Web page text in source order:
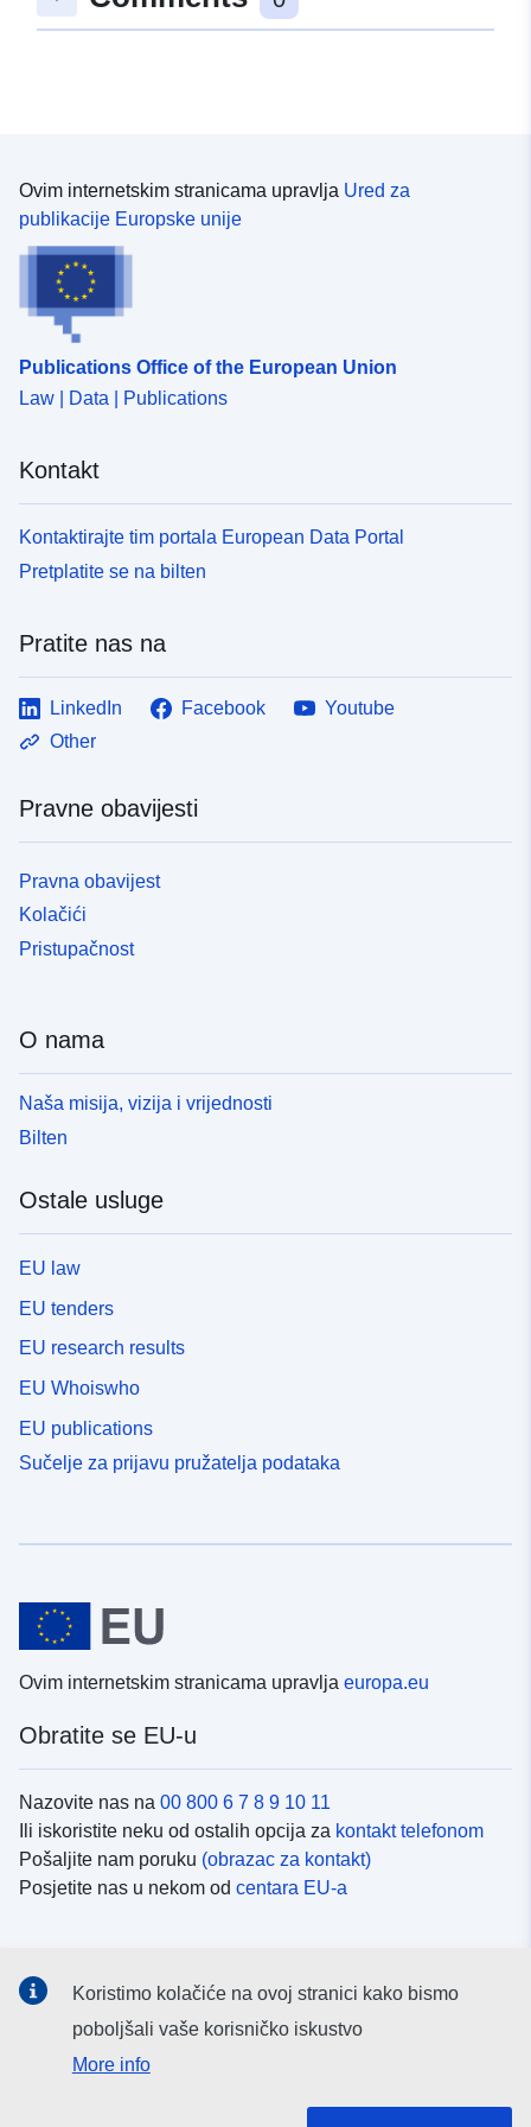
49.2131728 ], [ 9.4738208,
Prostorni resurs:
U skladu s:
uriRef:
a90a-434b-8921-85ea80c2f010
Ovim internetskim stranicama upravlja Ured za
publikacije Europske unije
Publications Office of the European Union
Law | Data | Publications
Kontakt
Kontaktirajte tim portala European Data Portal
Pretplatite se na bilten
Pratite nas na
LinkedIn Facebook
Youtube
Other
Pravne obavijesti
Pravna obavijest
Kolačići
Pristupačnost
O nama
Naša misija, vizija i vrijednosti
Bilten
Ostale usluge
EU law
EU tenders
EU research results
EU Whoiswho
EU publications
Sučelje za prijavu pružatelja podataka
Ovim internetskim stranicama upravlja europa.eu
Obratite se EU-u
Nazovite nas na 00 800 6 7 8 9 10 11
Ili iskoristite neku od ostalih opcija za kontakt telefonom
Pošaljite nam poruku (obrazac za kontakt)
Posjetite nas u nekom od centara EU-a
Potražite kanale EU-a nadruštvenim mrežama
Koristimo kolačiće na ovoj stranici kako bismo
poboljšali vaše korisničko iskustvo
More info